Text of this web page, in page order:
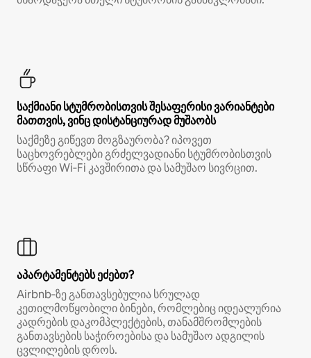
საქმიანი სტუმრობისთვის შესაფერისი ვარიანტები
მათთვის, ვინც დისტანციურად მუშაობს
საქმეზე გიწევთ მოგზაურობა? იპოვეთ
საცხოვრებლები გრძელვადიანი სტუმრობისთვის
სწრაფი Wi‑Fi კავშირითა და სამუშაო სივრცით.
აპარტამენტებს ეძებთ?
Airbnb‑ზე განთავსებულია სრულად
კეთილმოწყობილი ბინები, რომლებიც იდეალურია
კადრების დაკომპლექტების, თანამშრომლების
განთავსების საჭიროებისა და სამუშაო ადგილის
ცვლილების დროს.